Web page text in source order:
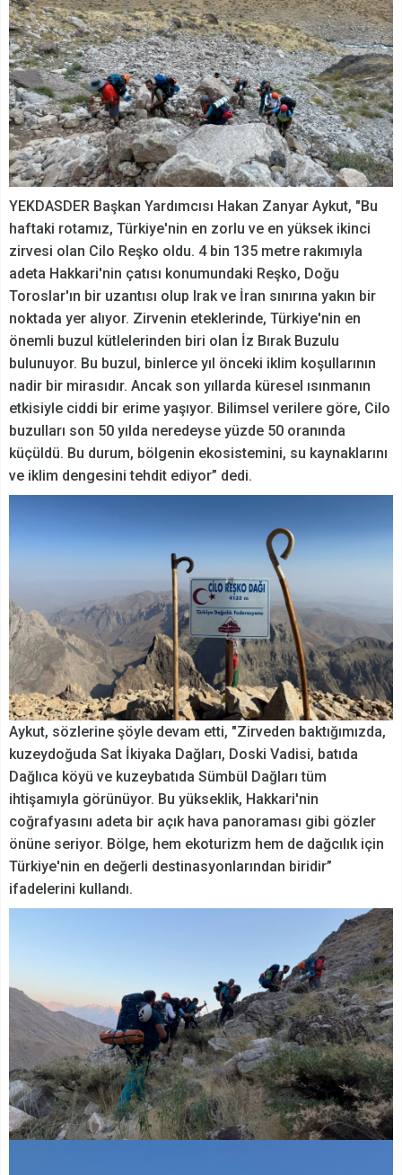
YEKDASDER Başkan Yardımcısı Hakan Zanyar Aykut, "Bu
haftaki rotamız, Türkiye'nin en zorlu ve en yüksek ikinci
zirvesi olan Cilo Reşko oldu. 4 bin 135 metre rakımıyla
adeta Hakkari'nin çatısı konumundaki Reşko, Doğu
Toroslar'ın bir uzantısı olup Irak ve İran sınırına yakın bir
noktada yer alıyor. Zirvenin eteklerinde, Türkiye'nin en
önemli buzul kütlelerinden biri olan İz Bırak Buzulu
bulunuyor. Bu buzul, binlerce yıl önceki iklim koşullarının
nadir bir mirasıdır. Ancak son yıllarda küresel ısınmanın
etkisiyle ciddi bir erime yaşıyor. Bilimsel verilere göre, Cilo
buzulları son 50 yılda neredeyse yüzde 50 oranında
küçüldü. Bu durum, bölgenin ekosistemini, su kaynaklarını
ve iklim dengesini tehdit ediyor” dedi.
Aykut, sözlerine şöyle devam etti, "Zirveden baktığımızda,
kuzeydoğuda Sat İkiyaka Dağları, Doski Vadisi, batıda
Dağlıca köyü ve kuzeybatıda Sümbül Dağları tüm
ihtişamıyla görünüyor. Bu yükseklik, Hakkari'nin
coğrafyasını adeta bir açık hava panoraması gibi gözler
önüne seriyor. Bölge, hem ekoturizm hem de dağcılık için
Türkiye'nin en değerli destinasyonlarından biridir”
ifadelerini kullandı.